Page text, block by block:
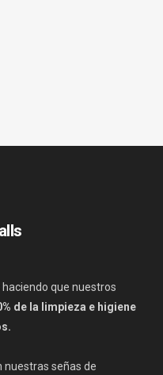
haciendo que nuestros
de la limpieza e higiene
nuestras señas de